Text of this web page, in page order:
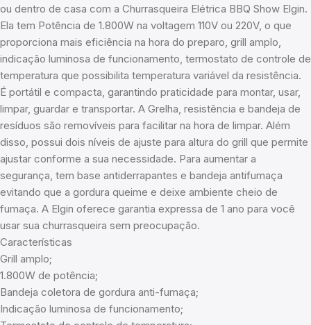
ou dentro de casa com a Churrasqueira Elétrica BBQ Show Elgin.
Ela tem Potência de 1.800W na voltagem 110V ou 220V, o que
proporciona mais eficiência na hora do preparo, grill amplo,
indicação luminosa de funcionamento, termostato de controle de
temperatura que possibilita temperatura variável da resistência.
É portátil e compacta, garantindo praticidade para montar, usar,
limpar, guardar e transportar. A Grelha, resistência e bandeja de
resíduos são removíveis para facilitar na hora de limpar. Além
disso, possui dois níveis de ajuste para altura do grill que permite
ajustar conforme a sua necessidade. Para aumentar a
segurança, tem base antiderrapantes e bandeja antifumaça
evitando que a gordura queime e deixe ambiente cheio de
fumaça. A Elgin oferece garantia expressa de 1 ano para você
usar sua churrasqueira sem preocupação.
Características
Grill amplo;
1.800W de potência;
Bandeja coletora de gordura anti-fumaça;
Indicação luminosa de funcionamento;